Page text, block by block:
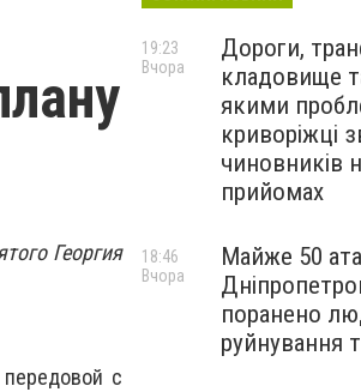
Георгия
с
Дороги,
кладовище
якими
криворіжці
чиновників
прийомах
19:23
Вчора
Майже 50
поранено
руйнування
18:46
Вчора